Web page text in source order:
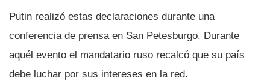
Putin realizó estas declaraciones durante una
conferencia de prensa en San Petesburgo. Durante
aquél evento el mandatario ruso recalcó que su paí­s
debe luchar por sus intereses en la red.